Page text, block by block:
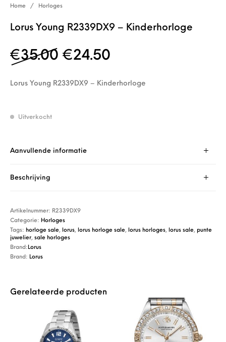
Home / Horloges
Lorus Young R2339DX9 – Kinderhorloge
€35.00 Oorspronkelijke prijs
€24.50
Lorus Young R2339DX9 – Kinderhorloge
Uitverkocht
Aanvullende informatie
Beschrijving
Artikelnummer: R2339DX9
Categorie: Horloges
Tags: horloge sale, lorus, lorus horloge sale, lorus horloges, lorus sale, punte
juwelier,sale horloges
Brand: Lorus
Brand: Lorus
Gerelateerde producten